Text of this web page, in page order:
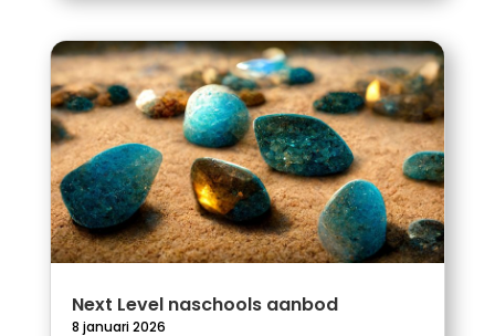
Next Level naschools aanbod
8 januari 2026